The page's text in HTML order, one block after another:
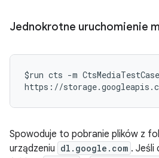
Jednokrotne uruchomienie
$run cts -m
https://
Spowoduje to pobranie plików z
urządzeniu dl.google.com . Jeśli